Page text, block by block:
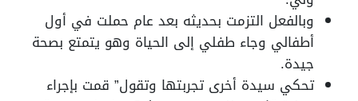
وبالفعل التزمت بحديثه بعد عام حملت في أول
أطفالي وجاء طفلي إلى الحياة وهو يتمتع بصحة
جيدة.
تحكي سيدة أخرى تجربتها وتقول” قمت بإجراء